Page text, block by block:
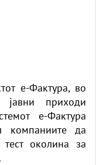
е-Фактура, во
приходи
е-Фактура
компаниите да
околина за